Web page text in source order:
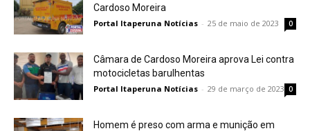
Cardoso Moreira
Portal Itaperuna Notícias - 25 de maio de 2023 0
Câmara de Cardoso Moreira aprova Lei contra
motocicletas barulhentas
Portal Itaperuna Notícias - 29 de março de 2023 0
Homem é preso com arma e munição em